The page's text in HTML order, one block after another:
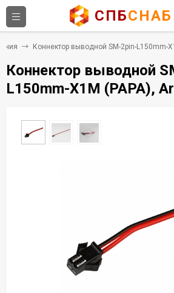
СПБСНАБ
Коннектор выводной SM-2pin-L150mm-
Коннектор выводной
L150mm-X1M (PAPA),